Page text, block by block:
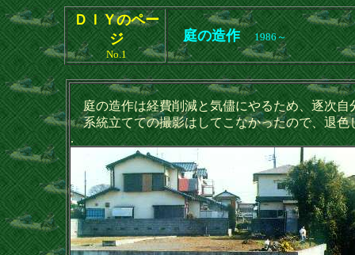
ＤＩＹのペー
ジ
No.1
庭の造作 1986～
庭の造作は経費削減と気儘にやるため、逐次自
系統立てての撮影はしてこなかったので、退色
.